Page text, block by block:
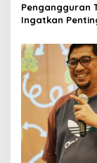
Pengangguran
Ingatkan
yang Layak